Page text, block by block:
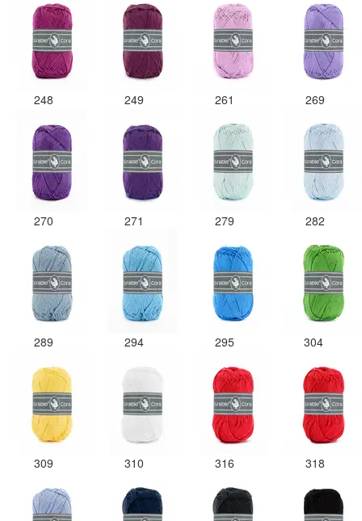
248 249 261 269
270 271 279 282
289 294 295 304
309 310 316 318